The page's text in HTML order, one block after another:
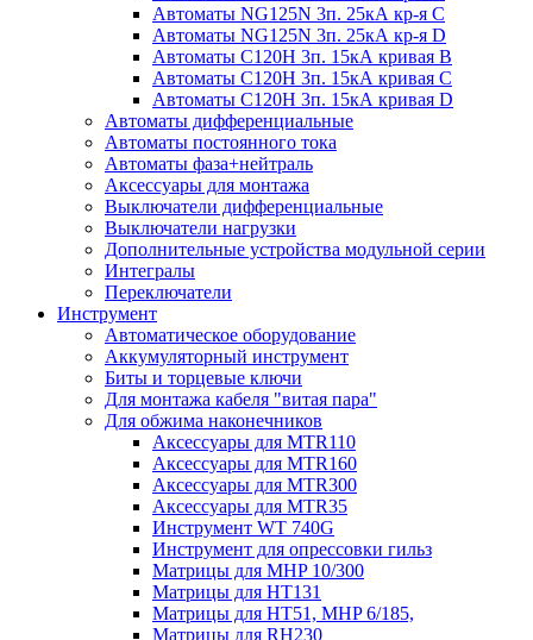
Автоматы NG125N 3п. 25кА кр-я C
Автоматы NG125N 3п. 25кА кр-я D
Автоматы С120Н 3п. 15кА кривая B
Автоматы С120Н 3п. 15кА кривая C
Автоматы С120Н 3п. 15кА кривая D
Автоматы дифференциальные
Автоматы постоянного тока
Автоматы фаза+нейтраль
Аксессуары для монтажа
Выключатели дифференциальные
Выключатели нагрузки
Дополнительные устройства модульной серии
Интегралы
Переключатели
Инструмент
Автоматическое оборудование
Аккумуляторный инструмент
Биты и торцевые ключи
Для монтажа кабеля "витая пара"
Для обжима наконечников
Аксессуары для MTR110
Аксессуары для MTR160
Аксессуары для MTR300
Аксессуары для MTR35
Инструмент WT 740G
Инструмент для опрессовки гильз
Матрицы для MHP 10/300
Матрицы для НТ131
Матрицы для НТ51, MHP 6/185,
Матрицы для RH230